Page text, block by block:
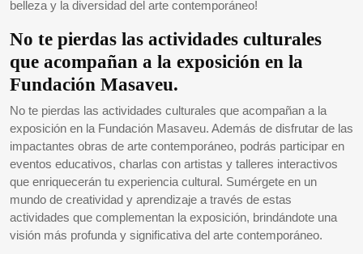
belleza y la diversidad del arte contemporáneo!
No te pierdas las actividades culturales
que acompañan a la exposición en la
Fundación Masaveu.
No te pierdas las actividades culturales que acompañan a la
exposición en la Fundación Masaveu. Además de disfrutar de las
impactantes obras de arte contemporáneo, podrás participar en
eventos educativos, charlas con artistas y talleres interactivos
que enriquecerán tu experiencia cultural. Sumérgete en un
mundo de creatividad y aprendizaje a través de estas
actividades que complementan la exposición, brindándote una
visión más profunda y significativa del arte contemporáneo.